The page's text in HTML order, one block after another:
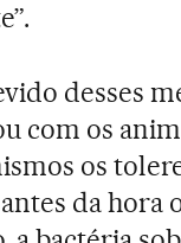
desses
com os
os
da hora